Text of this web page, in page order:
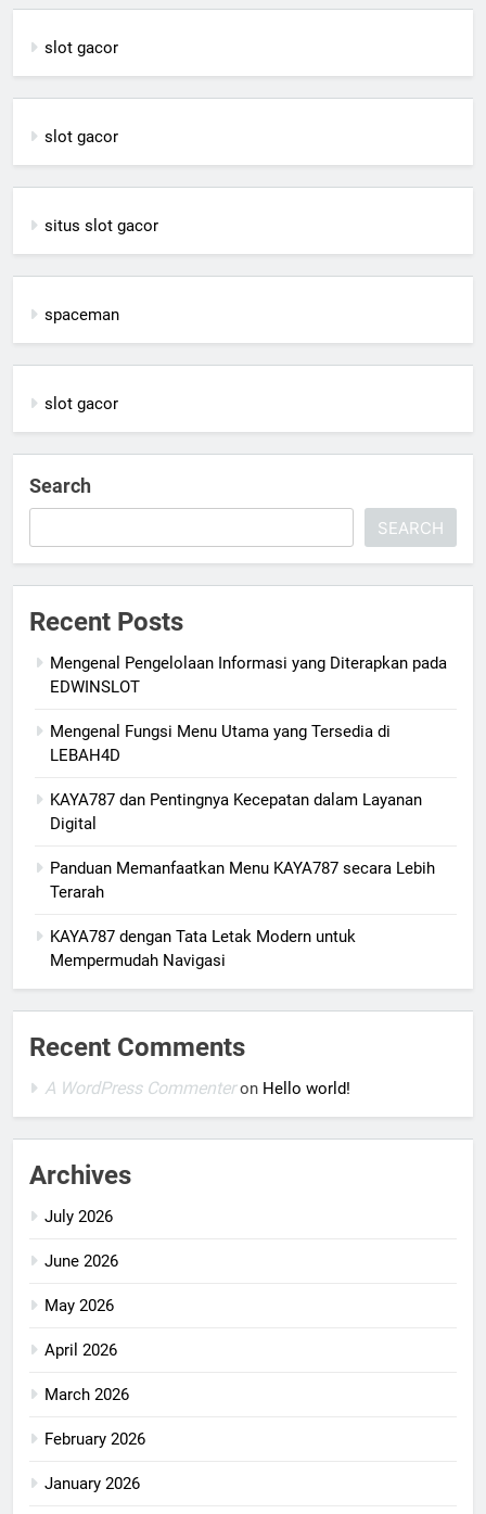
slot gacor
slot gacor
situs slot gacor
spaceman
slot gacor
Search
SEARCH
Recent Posts
Mengenal Pengelolaan Informasi yang Diterapkan pada
EDWINSLOT
Mengenal Fungsi Menu Utama yang Tersedia di
LEBAH4D
KAYA787 dan Pentingnya Kecepatan dalam Layanan
Digital
Panduan Memanfaatkan Menu KAYA787 secara Lebih
Terarah
KAYA787 dengan Tata Letak Modern untuk
Mempermudah Navigasi
Recent Comments
A WordPress Commenteron Hello world!
Archives
July 2026
June 2026
May 2026
April 2026
March 2026
February 2026
January 2026